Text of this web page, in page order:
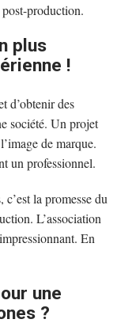
production.
plus
!
d’obtenir des
société. Un projet
de marque.
un professionnel.
la promesse du
L’association
En
une
?